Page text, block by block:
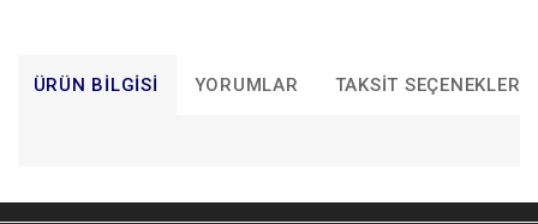
ÜRÜN BILGISI YORUMLAR TAKSIT SEÇENEKLERI
Bu ürünün fiyat bilgisi, resim, ürün açıklamalarında ve diğer